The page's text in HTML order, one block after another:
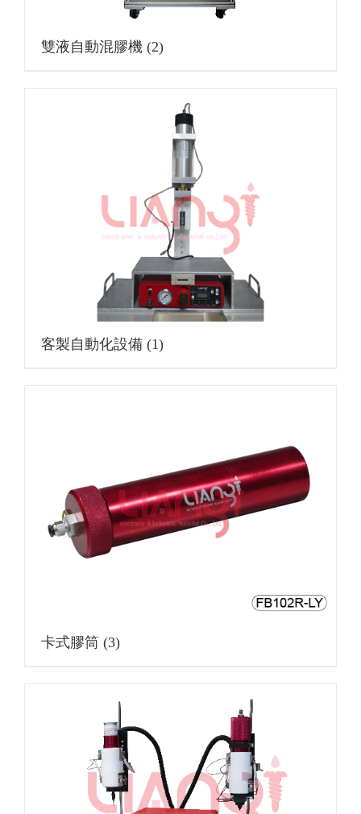
雙液自動混膠機 (2)
客製自動化設備 (1)
卡式膠筒 (3)